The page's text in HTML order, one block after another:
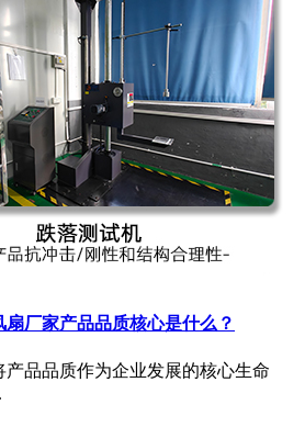
厂家产品品质核心是什么？
产品品质作为企业发展的核心生命